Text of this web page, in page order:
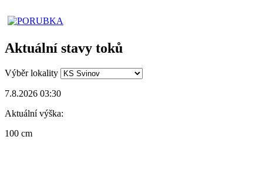
Aktuální stavy toků
Výběr lokality
7.8.2026 03:30
Aktuální výška:
100 cm